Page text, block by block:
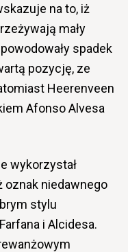
na to, iż
mały
spadek
pozycję, ze
Heerenveen
Afonso Alvesa
wykorzystał
oznak niedawnego
stylu
i Alcidesa.